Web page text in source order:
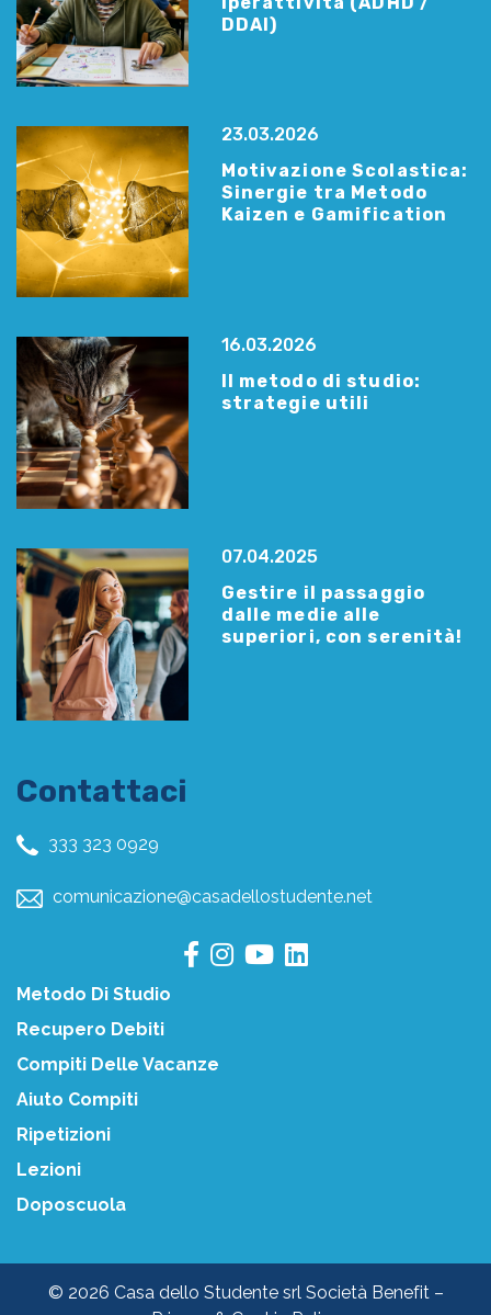
DDAI)
23.03.2026
Motivazione Scolastica:
Sinergie tra Metodo
Kaizen e Gamification
16.03.2026
Il metodo di studio:
strategie utili
07.04.2025
Gestire il passaggio
dalle medie alle
superiori, con serenità!
Contattaci
333 323 0929
comunicazione@casadellostudente.net
Metodo Di Studio
Recupero Debiti
Compiti Delle Vacanze
Aiuto Compiti
Ripetizioni
Lezioni
Doposcuola
© 2026 Casa dello Studente srl Società Benefit –